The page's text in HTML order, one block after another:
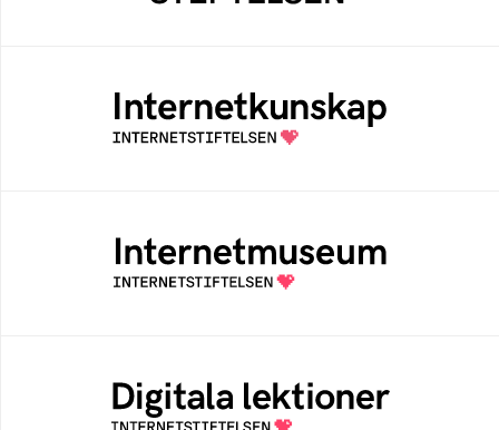
Samlad kunskap som hjälper dig att bli en
säker och medveten internetanvändare
Ett digitalt museum som byggts, och kureras
av Internetstiftelsen
Öppen digital lärresurs med färdiga lektioner
för alla stadier i grundskolan